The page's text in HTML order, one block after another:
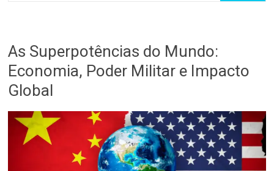
As Superpotências do Mundo:
Economia, Poder Militar e Impacto
Global